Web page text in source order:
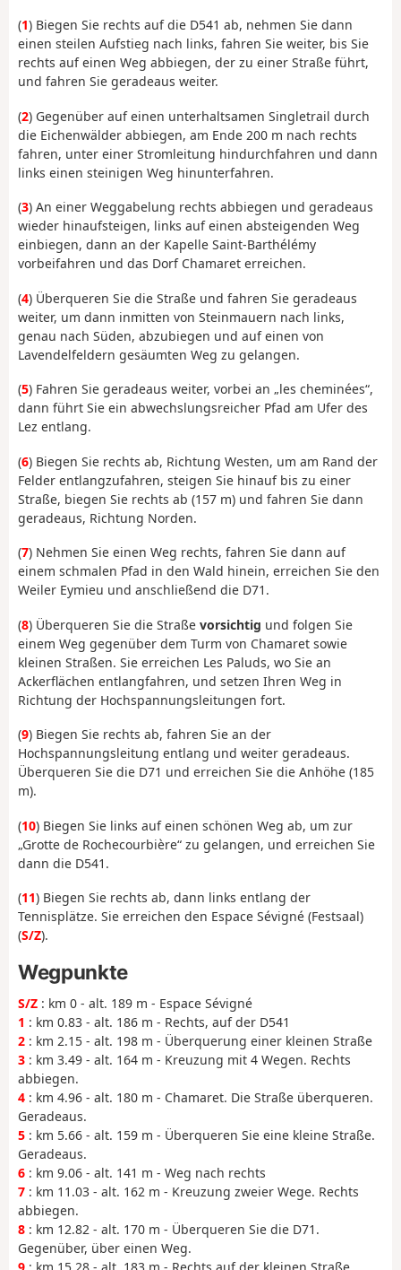
(1) Biegen Sie rechts auf die D541 ab, nehmen Sie dann
einen steilen Aufstieg nach links, fahren Sie weiter, bis Sie
rechts auf einen Weg abbiegen, der zu einer Straße führt,
und fahren Sie geradeaus weiter.
(2) Gegenüber auf einen unterhaltsamen Singletrail durch
die Eichenwälder abbiegen, am Ende 200 m nach rechts
fahren, unter einer Stromleitung hindurchfahren und dann
links einen steinigen Weg hinunterfahren.
(3) An einer Weggabelung rechts abbiegen und geradeaus
wieder hinaufsteigen, links auf einen absteigenden Weg
einbiegen, dann an der Kapelle Saint-Barthélémy
vorbeifahren und das Dorf Chamaret erreichen.
(4) Überqueren Sie die Straße und fahren Sie geradeaus
weiter, um dann inmitten von Steinmauern nach links,
genau nach Süden, abzubiegen und auf einen von
Lavendelfeldern gesäumten Weg zu gelangen.
(5) Fahren Sie geradeaus weiter, vorbei an „les cheminées“,
dann führt Sie ein abwechslungsreicher Pfad am Ufer des
Lez entlang.
(6) Biegen Sie rechts ab, Richtung Westen, um am Rand der
Felder entlangzufahren, steigen Sie hinauf bis zu einer
Straße, biegen Sie rechts ab (157 m) und fahren Sie dann
geradeaus, Richtung Norden.
(7) Nehmen Sie einen Weg rechts, fahren Sie dann auf
einem schmalen Pfad in den Wald hinein, erreichen Sie den
Weiler Eymieu und anschließend die D71.
(8) Überqueren Sie die Straße vorsichtig und folgen Sie
einem Weg gegenüber dem Turm von Chamaret sowie
kleinen Straßen. Sie erreichen Les Paluds, wo Sie an
Ackerflächen entlangfahren, und setzen Ihren Weg in
Richtung der Hochspannungsleitungen fort.
(9) Biegen Sie rechts ab, fahren Sie an der
Hochspannungsleitung entlang und weiter geradeaus.
Überqueren Sie die D71 und erreichen Sie die Anhöhe (185
m).
(10) Biegen Sie links auf einen schönen Weg ab, um zur
„Grotte de Rochecourbière“ zu gelangen, und erreichen Sie
dann die D541.
(11) Biegen Sie rechts ab, dann links entlang der
Tennisplätze. Sie erreichen den Espace Sévigné (Festsaal)
(S/Z).
Wegpunkte
S/Z : km 0 - alt. 189 m - Espace Sévigné
1 : km 0.83 - alt. 186 m - Rechts, auf der D541
2 : km 2.15 - alt. 198 m - Überquerung einer kleinen Straße
3 : km 3.49 - alt. 164 m - Kreuzung mit 4 Wegen. Rechts
abbiegen.
4 : km 4.96 - alt. 180 m - Chamaret. Die Straße überqueren.
Geradeaus.
5 : km 5.66 - alt. 159 m - Überqueren Sie eine kleine Straße.
Geradeaus.
6 : km 9.06 - alt. 141 m - Weg nach rechts
7 : km 11.03 - alt. 162 m - Kreuzung zweier Wege. Rechts
abbiegen.
8 : km 12.82 - alt. 170 m - Überqueren Sie die D71.
Gegenüber, über einen Weg.